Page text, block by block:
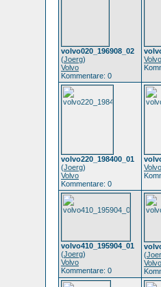
volvo020_196908_02
(Joerg)
Volvo
Kommentare: 0
Volvo
volvo220_198400_01
(Joerg)
Volvo
Kommentare: 0
Volvo
volvo410_195904_01
(Joerg)
Volvo
Kommentare: 0
(
Volvo